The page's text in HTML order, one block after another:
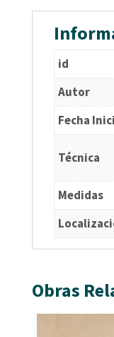
id
Autor
Fecha
Técnica
Medidas
Obras